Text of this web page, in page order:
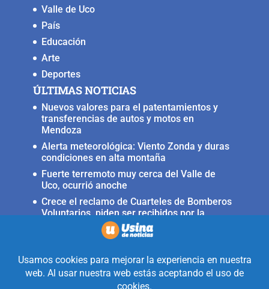
Valle de Uco
País
Educación
Arte
Deportes
ÚLTIMAS NOTICIAS
Nuevos valores para el patentamientos y
transferencias de autos y motos en
Mendoza
Alerta meteorológica: Viento Zonda y duras
condiciones en alta montaña
Fuerte terremoto muy cerca del Valle de
Uco, ocurrió anoche
Crece el reclamo de Cuarteles de Bomberos
Voluntarios, piden ser recibidos por la
Llega a San Carlos la Copa Internacional
Realizado con la mirada equidistante de
alguien a quién solo le interesa